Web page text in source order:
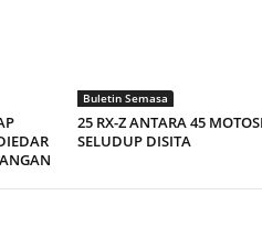
Buletin Semasa
25 RX-Z ANTARA 45
SELUDUP DISITA